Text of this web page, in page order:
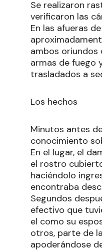
Se realizaron
verificaron las
En las afueras
ambos oriundos
armas de fuego
trasladados a
Los hechos
Minutos antes
conocimiento
En el lugar, el
el rostro
haciéndolo
encontraba
Segundos
efectivo que
el como su
otros, parte de
apoderándose